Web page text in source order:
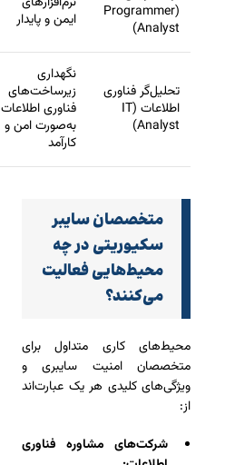
(Programmer
Analyst)
ایمن و پایدار
تحلیل‌گر فناوری
اطلاعات (IT
Analyst)
نگهداری
زیرساخت‌های
فناوری اطلاعات
به‌صورت امن و
کارآمد
متخصصان سایبر
سکیوریتی در چه
محیط‌هایی فعالیت
می‌کنند؟
محیط‌های کاری متداول برای
متخصصان امنیت سایبری و
ویژگی‌های کلیدی هر یک عبارت‌اند
از:
شرکت‌های مشاوره فناوری